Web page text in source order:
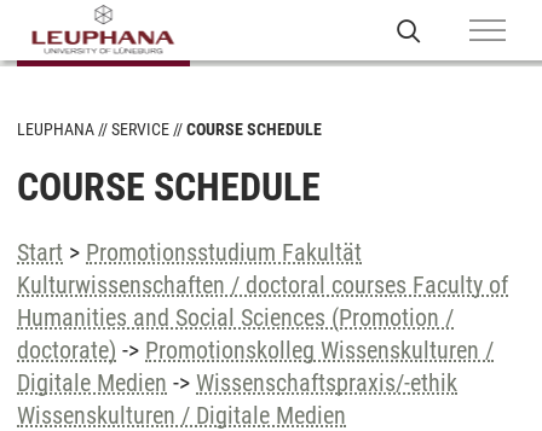
LEUPHANA SERVICE COURSE SCHEDULE
COURSE SCHEDULE
Start > Promotionsstudium Fakultät
Kulturwissenschaften / doctoral courses Faculty of
Humanities and Social Sciences (Promotion /
doctorate) -> Promotionskolleg Wissenskulturen /
Digitale Medien -> Wissenschaftspraxis/-ethik
Wissenskulturen / Digitale Medien